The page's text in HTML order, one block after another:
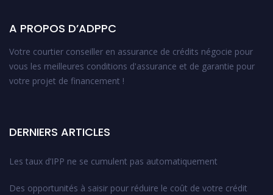
A PROPOS D’ADPPC
Votre courtier conseiller en assurance de crédits négocie pour
vous les meilleures conditions d'assurance et de garantie pour
votre projet de financement !
DERNIERS ARTICLES
Les taux d’IPP ne se cumulent pas automatiquement
Des opportunités à saisir pour réduire le coût de votre crédit